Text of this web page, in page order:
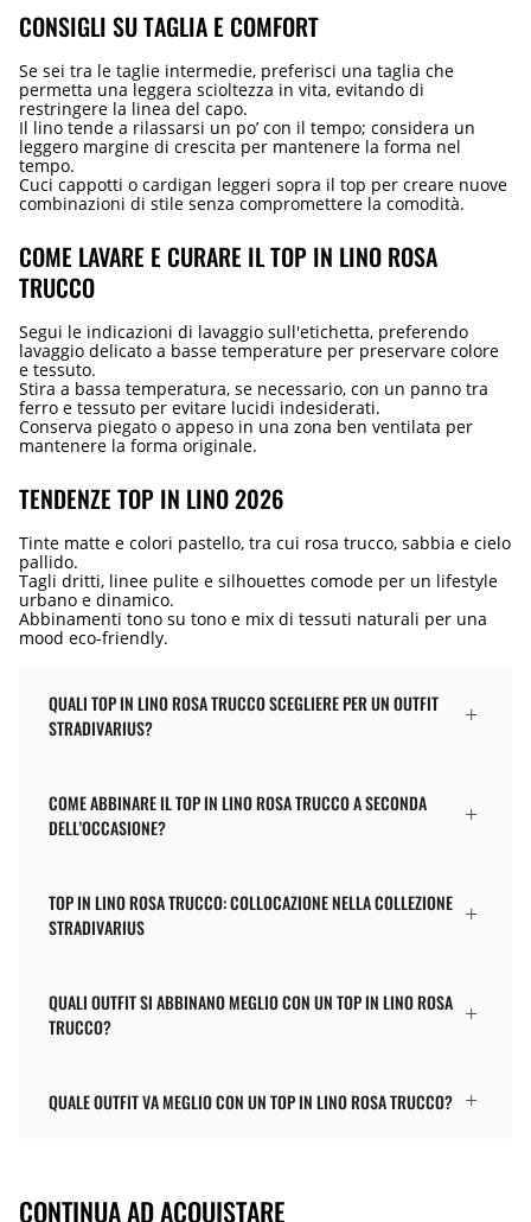
CONSIGLI SU TAGLIA E COMFORT
Se sei tra le taglie intermedie, preferisci una taglia che
permetta una leggera scioltezza in vita, evitando di
restringere la linea del capo.
Il lino tende a rilassarsi un po’ con il tempo; considera un
leggero margine di crescita per mantenere la forma nel
tempo.
Cuci cappotti o cardigan leggeri sopra il top per creare nuove
combinazioni di stile senza compromettere la comodità.
COME LAVARE E CURARE IL TOP IN LINO ROSA
TRUCCO
Segui le indicazioni di lavaggio sull'etichetta, preferendo
lavaggio delicato a basse temperature per preservare colore
e tessuto.
Stira a bassa temperatura, se necessario, con un panno tra
ferro e tessuto per evitare lucidi indesiderati.
Conserva piegato o appeso in una zona ben ventilata per
mantenere la forma originale.
TENDENZE TOP IN LINO 2026
Tinte matte e colori pastello, tra cui rosa trucco, sabbia e cielo
pallido.
Tagli dritti, linee pulite e silhouettes comode per un lifestyle
urbano e dinamico.
Abbinamenti tono su tono e mix di tessuti naturali per una
mood eco-friendly.
QUALI TOP IN LINO ROSA TRUCCO SCEGLIERE PER UN OUTFIT
STRADIVARIUS?
COME ABBINARE IL TOP IN LINO ROSA TRUCCO A SECONDA
DELL’OCCASIONE?
TOP IN LINO ROSA TRUCCO: COLLOCAZIONE NELLA COLLEZIONE
STRADIVARIUS
QUALI OUTFIT SI ABBINANO MEGLIO CON UN TOP IN LINO ROSA
TRUCCO?
QUALE OUTFIT VA MEGLIO CON UN TOP IN LINO ROSA TRUCCO?
CONTINUA AD ACQUISTARE